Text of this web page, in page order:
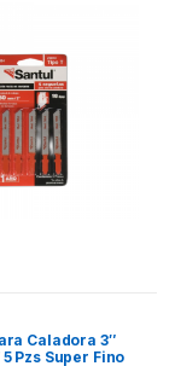
Caladora 3″
5 Pzs Super Fino